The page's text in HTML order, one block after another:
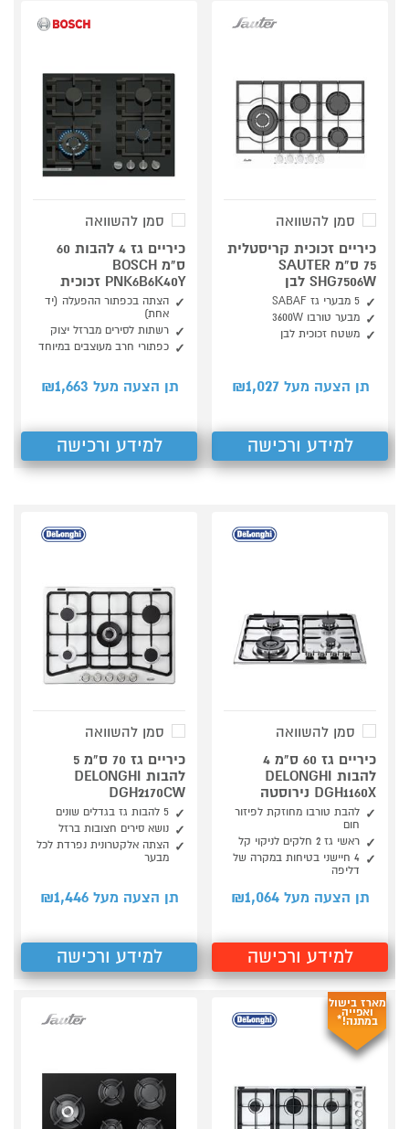
סמן להשוואה
כיריים זכוכית קריסטלית
75 ס"מ SAUTER
SHG7506W לבן
5 מבערי גז SABAF
מבער טורבו ‎3600W
משטח זכוכית לבן
תן הצעה מעל ₪ 1,027
למידע ורכישה
סמן להשוואה
כיריים גז 4 להבות 60
ס"מ BOSCH
PNK6B6K40Y זכוכית
הצתה בכפתור ההפעלה (יד
אחת)
רשתות לסירים מברזל יצוק
כפתורי חרב מעוצבים במיוחד
תן הצעה מעל ₪ 1,663
למידע ורכישה
סמן להשוואה
כיריים גז 60 ס"מ 4
להבות DELONGHI
DGH1160X נירוסטה
להבת טורבו מחוזקת לפיזור
חום
ראשי גז 2 חלקים לניקוי קל
4 חיישני בטיחות במקרה של
דליפה
תן הצעה מעל ₪ 1,064
למידע ורכישה
סמן להשוואה
כיריים גז 70 ס"מ 5
להבות DELONGHI
DGH2170CW
5 להבות גז בגדלים שונים
נושא סירים חצובות ברזל
הצתה אלקטרונית נפרדת לכל
מבער
תן הצעה מעל ₪ 1,446
למידע ורכישה
מארז בישול
ואפייה
במתנה!*